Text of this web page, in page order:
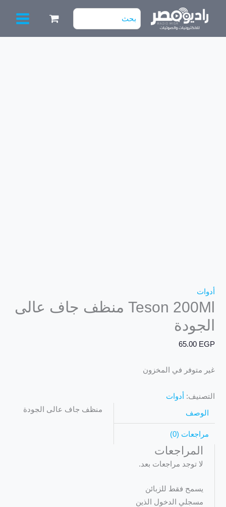
البحث
عن:
أدوات
Teson 200Ml منظف جاف عالى
الجودة
65.00 EGP
غير متوفر في المخزون
التصنيف: أدوات
الوصف
مراجعات (0)
منظف جاف عالى الجودة
المراجعات
لا توجد مراجعات بعد.
يسمح فقط للزبائن
مسجلي الدخول الذين